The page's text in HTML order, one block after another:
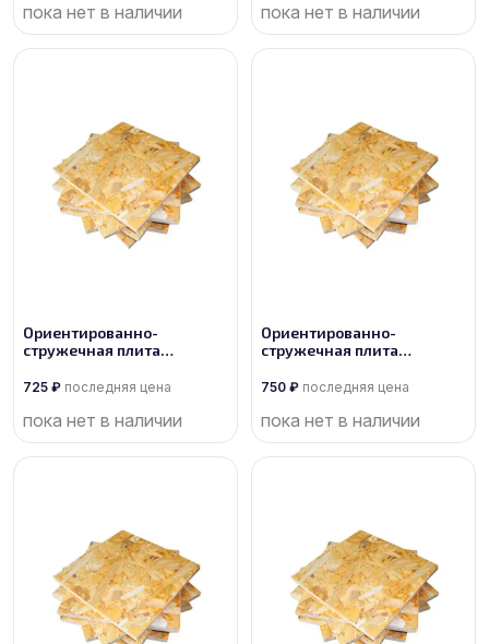
пока нет в наличии пока нет в наличии
Ориентированно-
стружечная плита
725 ₽ последняя цена
пока нет в наличии
Ориентированно-
стружечная плита
750 ₽ последняя цена
пока нет в наличии